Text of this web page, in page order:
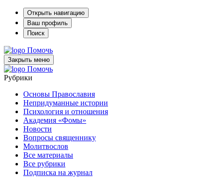
Открыть навигацию
Ваш профиль
Поиск
Помочь
Закрыть меню
Помочь
Рубрики
Основы Православия
Непридуманные истории
Психология и отношения
Академия «Фомы»
Новости
Вопросы священнику
Молитвослов
Все материалы
Все рубрики
Подписка на журнал